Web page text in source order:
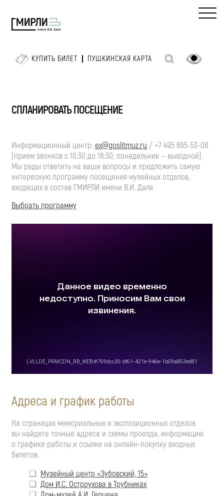
КУПИТЬ БИЛЕТ ПУШКИНСКАЯ КАРТА
СПЛАНИРОВАТЬ ПОСЕЩЕНИЕ
Информационный центр: ex@goslitmuz.ru / +7 495 695-53-08
(прием звонков с 10:30 до 18:30; понедельник — выходной).
Мы рады ответить на ваши вопросы и предложить самую
интересную программу посещения музейных отделов,
входящих в состав ГМИРЛИ имени В.И. Даля.
Выбрать программу
Адреса и график работы
На страницах мемориальных и экспозиционных отделов
вы найдете точные адреса и схемы проезда, информацию
о графике работы и ссылки на онлайн-покупку входных
билетов.
Музейный центр «Зубовский, 15»
Дом И.С. Остроухова в Трубниках